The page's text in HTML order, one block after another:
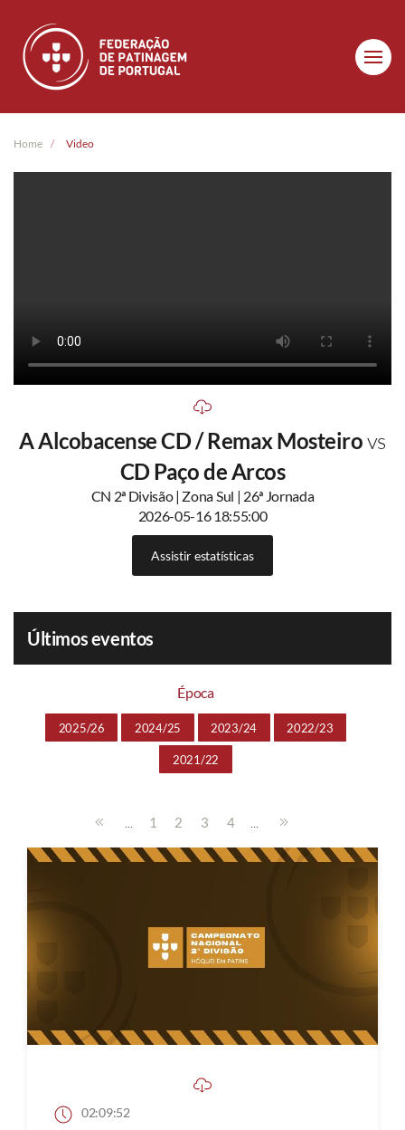
Skip to main content
Home Video
A Alcobacense CD / Remax Mosteirovs
CD Paço de Arcos
CN 2ª Divisão | Zona Sul | 26ª Jornada
2026-05-16 18:55:00
Assistir estatísticas
Últimos eventos
Época
2025/26 2024/25 2023/24 2022/23
2021/22
... 1 2 3 4 ...
02:09:52